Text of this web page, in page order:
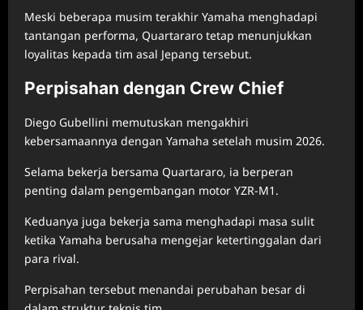
Meski beberapa musim terakhir Yamaha menghadapi
tantangan performa, Quartararo tetap menunjukkan
loyalitas kepada tim asal Jepang tersebut.
Perpisahan dengan Crew Chief
Diego Gubellini memutuskan mengakhiri
kebersamaannya dengan Yamaha setelah musim 2026.
Selama bekerja bersama Quartararo, ia berperan
penting dalam pengembangan motor YZR-M1.
Keduanya juga bekerja sama menghadapi masa sulit
ketika Yamaha berusaha mengejar ketertinggalan dari
para rival.
Perpisahan tersebut menandai perubahan besar di